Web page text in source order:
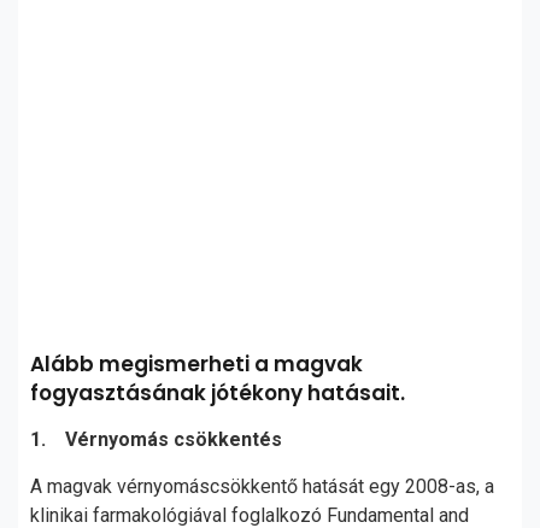
Alább megismerheti a magvak
fogyasztásának jótékony hatásait.
1. Vérnyomás csökkentés
A magvak vérnyomáscsökkentő hatását egy 2008-as, a
klinikai farmakológiával foglalkozó Fundamental and